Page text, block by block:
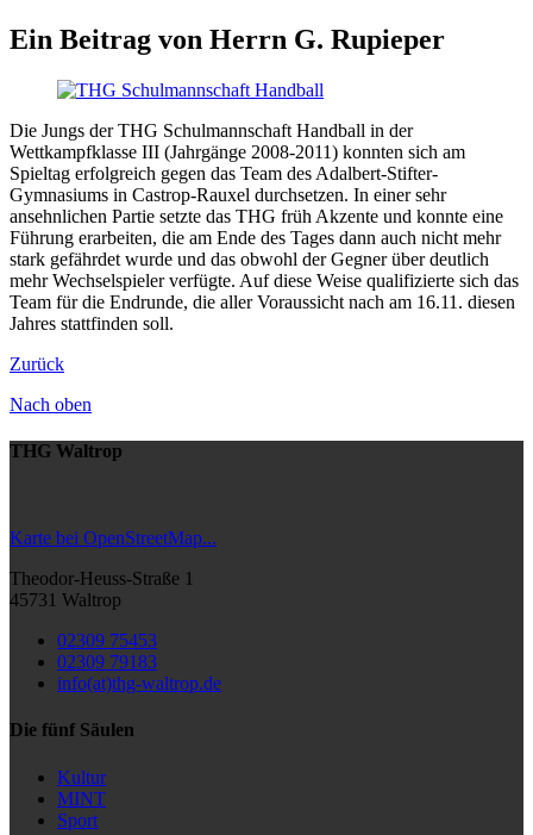
Ein Beitrag von Herrn G. Rupieper
Die Jungs der THG Schulmannschaft Handball in der
Wettkampfklasse III (Jahrgänge 2008-2011) konnten sich am
Spieltag erfolgreich gegen das Team des Adalbert-Stifter-
Gymnasiums in Castrop-Rauxel durchsetzen. In einer sehr
ansehnlichen Partie setzte das THG früh Akzente und konnte eine
Führung erarbeiten, die am Ende des Tages dann auch nicht mehr
stark gefährdet wurde und das obwohl der Gegner über deutlich
mehr Wechselspieler verfügte. Auf diese Weise qualifizierte sich das
Team für die Endrunde, die aller Voraussicht nach am 16.11. diesen
Jahres stattfinden soll.
Zurück
Nach oben
THG Waltrop
Karte bei OpenStreetMap...
Theodor-Heuss-Straße 1
45731 Waltrop
02309 75453
02309 79183
info(at)thg-waltrop.de
Die fünf Säulen
Kultur
MINT
Sport